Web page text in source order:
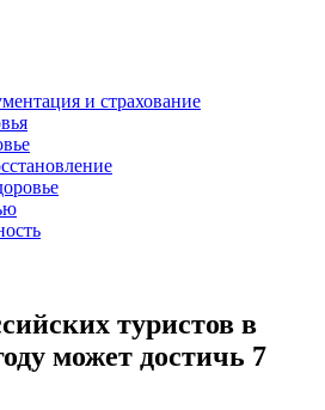
и страхование
туристов в
может достичь 7